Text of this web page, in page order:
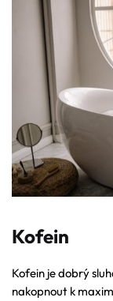
Kofein
Kofein je dobrý
nakopnout k